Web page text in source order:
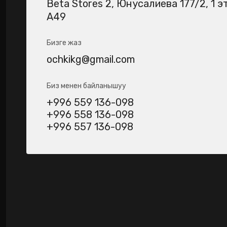
Beta Stores 2​, Юнусалиева 177/2, 1
А49
Бизге жаз
ochkikg@gmail.com
Биз менен байланышуу
+996 559 136-098
+996 558 136-098
+996 557 136-098